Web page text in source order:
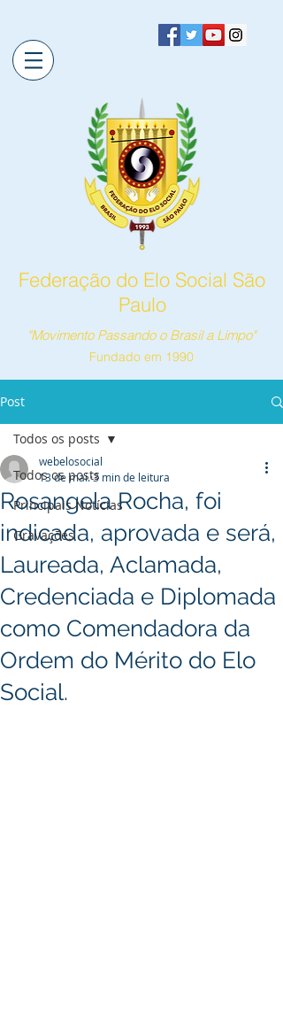
Federação do Elo Social São
Paulo
"Movimento Passando o Brasil a Limpo"
Fundado em 1990
Post
Todos os posts
Principais Notícias
Gravações
Todos os posts
Rosangela Rocha, foi
indicada, aprovada e será,
Laureada, Aclamada,
Credenciada e Diplomada
como Comendadora da
Ordem do Mérito do Elo
Social.
webelosocial
13 de mai.3 min de leitura